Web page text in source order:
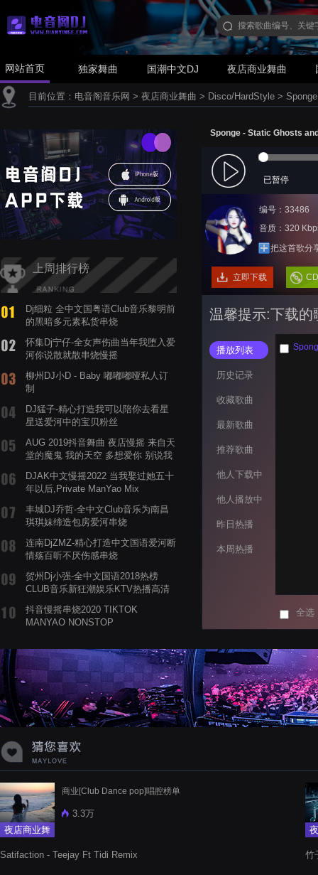
网站首页 独家舞曲 国潮中文DJ 夜店商业舞曲
目前位置： 电音阁音乐网 > 夜店商业舞曲 > Disco/HardStyle >
上周排行榜
Dj细粒 全中文国粤语Club音乐黎明前
的黑暗多元素私货串烧
怀集Dj宁仔-全女声伤曲当年我堕入爱
河你说散就散串烧慢摇
柳州DJ小D - Baby 嘟嘟嘟哑私人订
制
DJ猛子-精心打造我可以陪你去看星
星送爱河中的宝贝粉丝
AUG 2019抖音舞曲 夜店慢摇 来自天
堂的魔鬼 我的天空 多想爱你 别说我
DJAK中文慢摇2022 当我娶过她五十
年以后,Private ManYao Mix
丰城DJ乔哲-全中文Club音乐为南昌
琪琪妹缔造包房爱河串烧
连南DjZMZ-精心打造中文国语爱河断
情殇百听不厌伤感串烧
贺州Dj小强-全中文国语2018热榜
CLUB音乐新狂潮娱乐KTV热播高清
抖音慢摇串烧2020 TIKTOK
MANYAO NONSTOP
蝉爸爸妈妈爱存在夏天的风是想你的
声音啊
Sponge - Static Ghosts
已暂停
编号：33486
音质：320
把这首歌分
立即下载
温馨提示:下载的
播放列表
历史记录
收藏歌曲
最新歌曲
推荐歌曲
他人下载中
他人播放中
昨日热播
本周热播
全选
夜店商业舞
商业[Club Dance pop]唱腔榜单
3.3万
Satifaction - Teejay Ft Tidi Remix 竹